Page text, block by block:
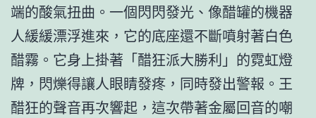
端的酸氣扭曲。一個閃閃發光、像醋罐的機器
人緩緩漂浮進來，它的底座還不斷噴射著白色
醋霧。它身上掛著「醋狂派大勝利」的霓虹燈
牌，閃爍得讓人眼睛發疼，同時發出警報。王
醋狂的聲音再次響起，這次帶著金屬回音的嘲